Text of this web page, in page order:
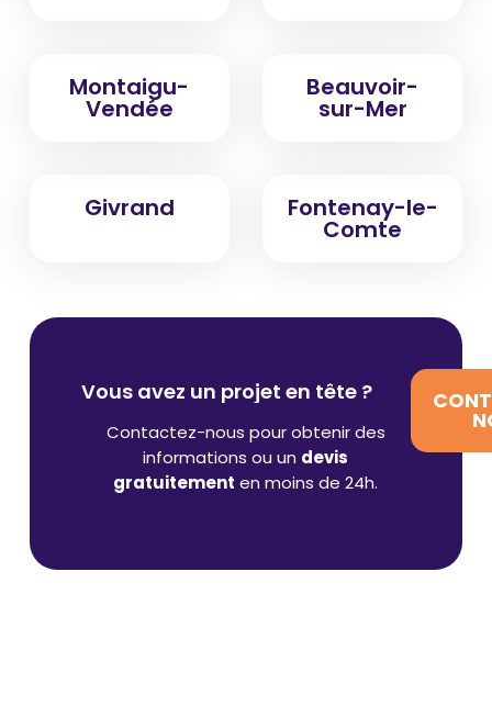
Montaigu-
Vendée
Beauvoir-
sur-Mer
Givrand Fontenay-le-
Comte
Vous avez un projet en tête ?
Contactez-nous pour obtenir des
informations ou un devis
gratuitement en moins de 24h.